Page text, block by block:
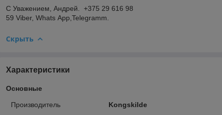
С Уважением, Андрей. +375 29 616 98
59 Viber, Whats App,Telegramm.
Скрыть
Характеристики
Основные
Производитель
Kongskilde